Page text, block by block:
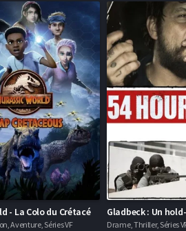
- La Colo du Crétacé
Aventure, Séries VF Drame, Thriller, Séries